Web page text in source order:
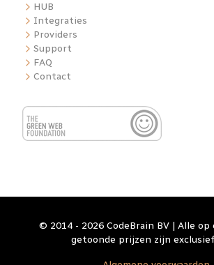
HUB
Integraties
Providers
Support
FAQ
Contact
© 2014 - 2026 CodeBrain BV | Alle op
getoonde prijzen zijn exclusief